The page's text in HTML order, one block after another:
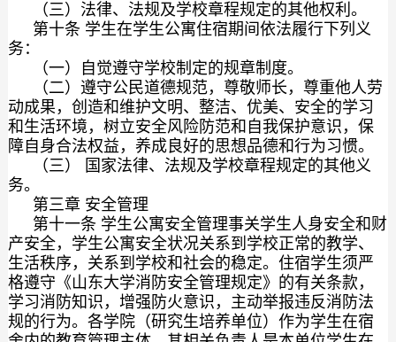
（三）法律、法规及学校章程规定的其他权利。
第十条 学生在学生公寓住宿期间依法履行下列义
务：
（一）自觉遵守学校制定的规章制度。
（二）遵守公民道德规范，尊敬师长，尊重他人劳
动成果，创造和维护文明、整洁、优美、安全的学习
和生活环境，树立安全风险防范和自我保护意识，保
障自身合法权益，养成良好的思想品德和行为习惯。
（三） 国家法律、法规及学校章程规定的其他义
务。
第三章 安全管理
第十一条 学生公寓安全管理事关学生人身安全和财
产安全，学生公寓安全状况关系到学校正常的教学、
生活秩序，关系到学校和社会的稳定。住宿学生须严
格遵守《山东大学消防安全管理规定》的有关条款，
学习消防知识，增强防火意识，主动举报违反消防法
规的行为。各学院（研究生培养单位）作为学生在宿